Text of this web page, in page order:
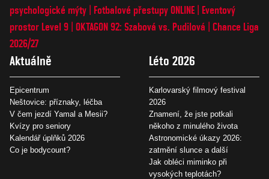
psychologické mýty
Fotbalové přestupy ONLINE
Eventový
prostor Level 9 OKTAGON 92: Szabová vs. Pudilová
Chance Liga
2026/27
Aktuálně
Epicentrum
Neštovice: příznaky, léčba
V čem jezdí Yamal a Mesii?
Kvízy pro seniory
Kalendář úplňků 2026
Co je bodycount?
Léto 2026
Karlovarský filmový festival
2026
Znamení, že jste potkali
někoho z minulého života
Astronomické úkazy 2026:
zatmění slunce a další
Jak obléci miminko při
vysokých teplotách?